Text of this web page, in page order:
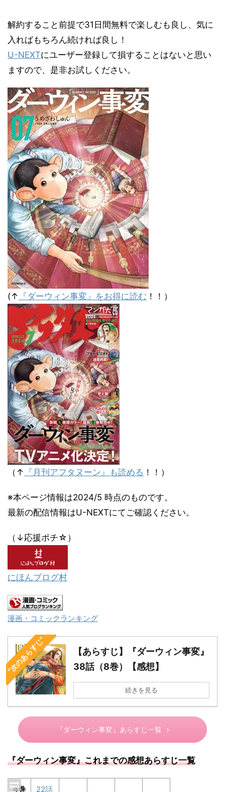
解約すること前提で31日間無料で楽しむも良し、気に
入ればもちろん続ければ良し！
U-NEXTにユーザー登録して損することはないと思い
ますので、是非お試しください。
(↑ 『ダーウィン事変』をお得に読む ！！）
（↑ 『月刊アフタヌーン』も読める ！！）
※本ページ情報は2024/5 時点のものです。
最新の配信情報はU-NEXTにてご確認ください。
（↓応援ポチ☆）
にほんブログ村
漫画・コミックランキング
“次のあらすじ”
【あらすじ】『ダーウィン事変』
38話（8巻）【感想】
続きを見る
『ダーウィン事変』あらすじ一覧
『ダーウィン事変』これまでの感想あらすじ一覧
4巻 22話